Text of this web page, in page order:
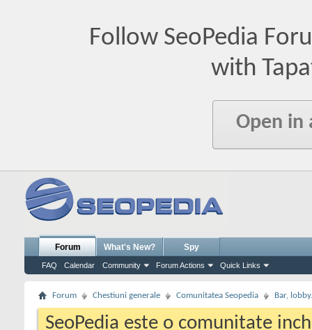
Follow SeoPedia
with
Open in
Forum
FAQ Calendar Community Forum Actions Quick Links
What's New? Spy
Forum Chestiuni generale Comunitatea Seopedia Bar,
SeoPedia este o comunitate